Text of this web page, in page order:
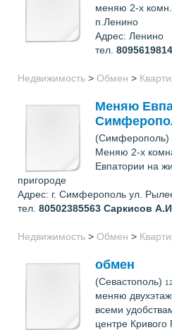
меняю 2-х
п.Ленино
Адрес: Ленино
тел.
Недвижимость > Обмен >
Меняю
(Симферополь)
Меняю 2-х
Евпатории на
пригороде
Адрес: г. Симферополь ул.
тел. 80502385563 Саркисов
Недвижимость > Обмен >
обмен
(Севастополь)
меняю
всеми
центре